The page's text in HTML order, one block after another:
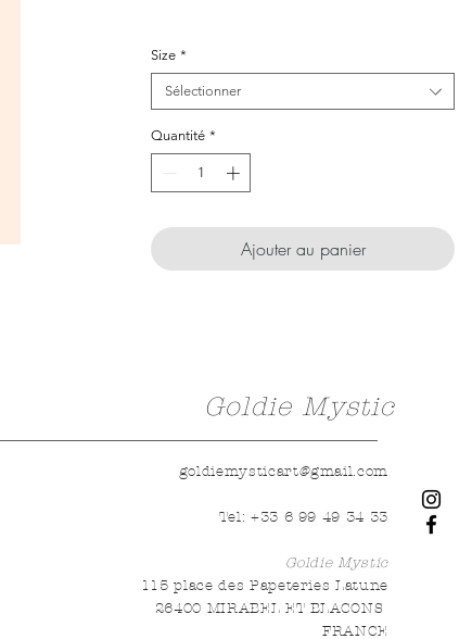
sur papier munken 300gr
Format au choix
Size *
Sélectionner
Quantité *
Ajouter au panier
Goldie Mystic
goldiemysticart@gmail.com
Tel: +33 6 99 49 34 33
Goldie Mystic
115 place des Papeteries Latune
26400 MIRABEL ET BLACONS
FRANCE